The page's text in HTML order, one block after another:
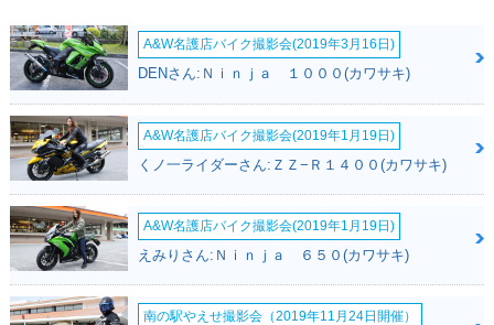
A&W名護店バイク撮影会(2019年3月16日)
DENさん:Ｎｉｎｊａ １０００(カワサキ)
A&W名護店バイク撮影会(2019年1月19日)
くノ一ライダーさん:ＺＺ−Ｒ１４００(カワサキ)
A&W名護店バイク撮影会(2019年1月19日)
えみりさん:Ｎｉｎｊａ ６５０(カワサキ)
南の駅やえせ撮影会（2019年11月24日開催）